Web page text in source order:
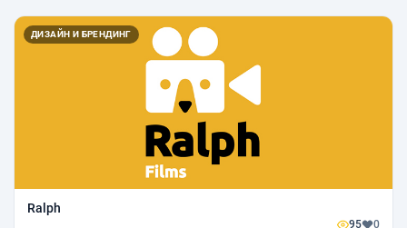
ДИЗАЙН И БРЕНДИНГ
Ralph
95 0